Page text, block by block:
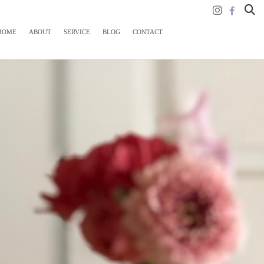
ABOUT SERVICE BLOG CONTACT